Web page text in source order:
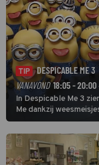
TIP
DESPICABLE ME 3
VANAVOND 18:05 - 20:00
In Despicable Me 3
Me dankzij
het rechte pad